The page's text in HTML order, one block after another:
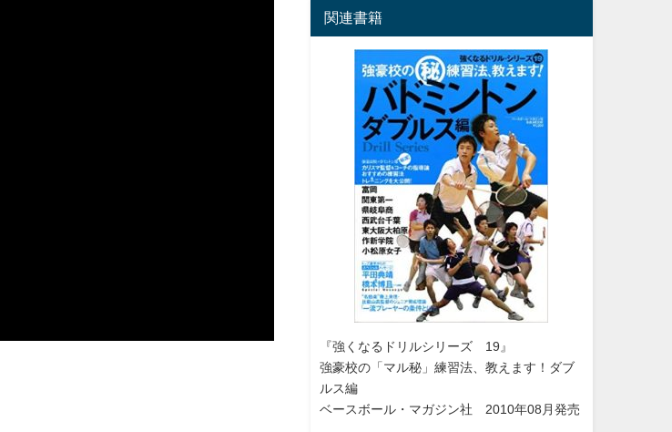
関連書籍
『強くなるドリルシリーズ 19』
強豪校の「マル秘」練習法、教えます！ダブ
ルス編
ベースボール・マガジン社 2010年08月発売